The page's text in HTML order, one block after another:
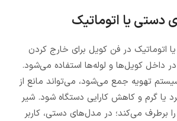
دستی یا اتوماتیک
اتوماتیک در فن کویل برای خارج کردن
کویل‌ها و لوله‌ها استفاده می‌شود.
تهویه جمع می‌شود، می‌تواند مانع از
یا گرم و کاهش کارایی دستگاه شود. شیر
برطرف می‌کند؛ در مدل‌های دستی، کاربر